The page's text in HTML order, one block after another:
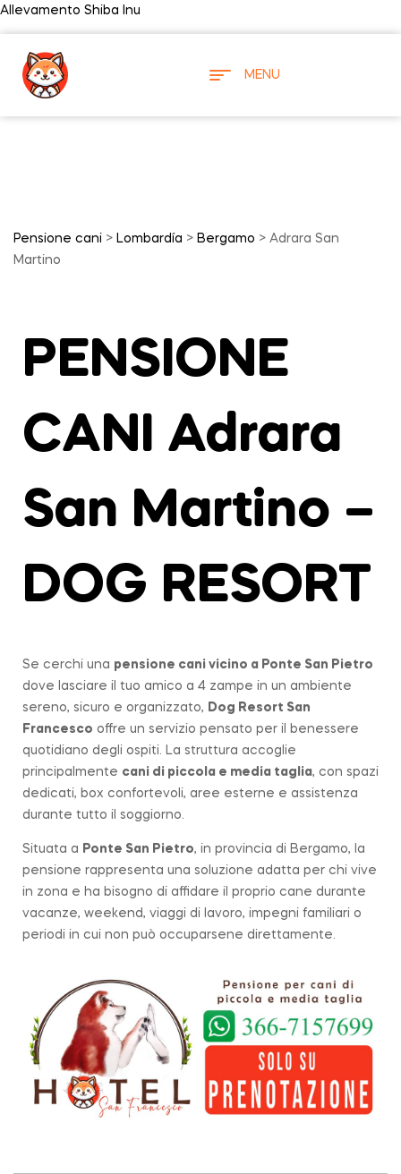
Allevamento Shiba Inu
MENU
Pensione cani > Lombardía > Bergamo > Adrara San
Martino
PENSIONE
CANI Adrara
San Martino –
DOG RESORT
Se cerchi una pensione cani vicino a Ponte San Pietro
dove lasciare il tuo amico a 4 zampe in un ambiente
sereno, sicuro e organizzato, Dog Resort San
Francesco offre un servizio pensato per il benessere
quotidiano degli ospiti. La struttura accoglie
principalmente cani di piccola e media taglia, con spazi
dedicati, box confortevoli, aree esterne e assistenza
durante tutto il soggiorno.
Situata a Ponte San Pietro, in provincia di Bergamo, la
pensione rappresenta una soluzione adatta per chi vive
in zona e ha bisogno di affidare il proprio cane durante
vacanze, weekend, viaggi di lavoro, impegni familiari o
periodi in cui non può occuparsene direttamente.